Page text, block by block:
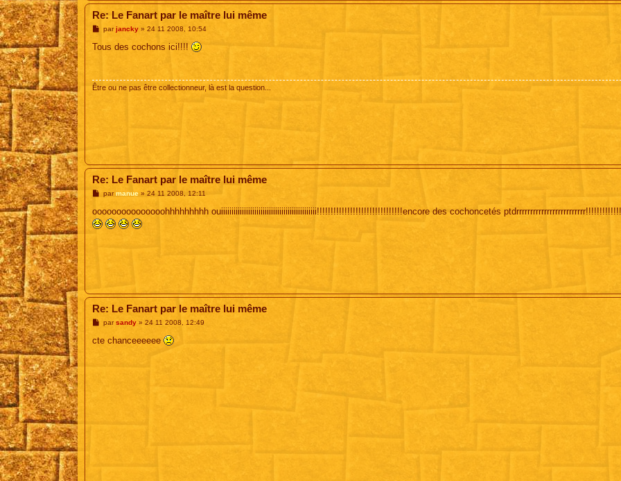
Re: Le Fanart par le maître lui même
M
s
parjancky» 24 11 2008, 10:54
Tous des cochons ici!!!!
Être ou ne pas être collectionneur, là est la question...
Re: Le Fanart par le maître lui même
M
s
a
parmanue» 24 11 2008, 12:11
ooooooooooooooohhhhhhhhh ouiiiiiiiiiiiiiiiiiiiiiiiiiiiiiiiiiiiiiiiiiiiiii!!!!!!!!!!!!!!!!!!!!!!!!!!!!!!!encore des cochoncetés
Re: Le Fanart par le maître lui même
M
s
par sandy» 24 11 2008, 12:49
cte chanceeeeee